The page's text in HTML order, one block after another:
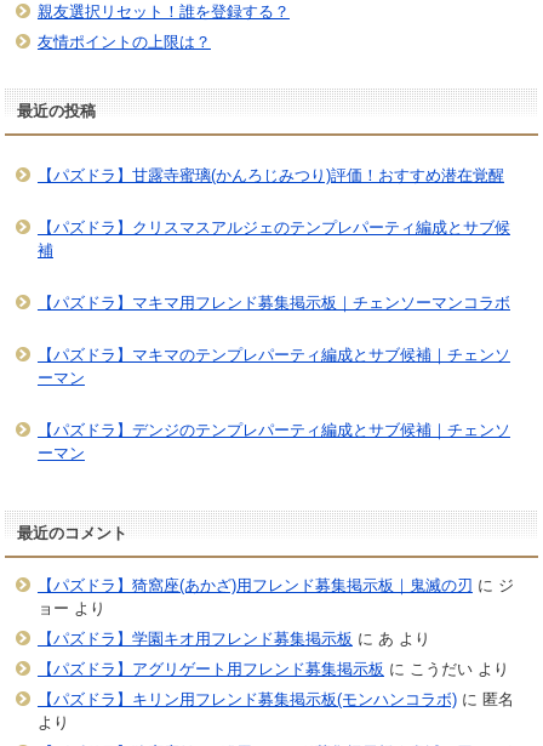
親友選択リセット！誰を登録する？
友情ポイントの上限は？
最近の投稿
【パズドラ】甘露寺蜜璃(かんろじみつり)評価！おすすめ潜在覚醒
【パズドラ】クリスマスアルジェのテンプレパーティ編成とサブ候
補
【パズドラ】マキマ用フレンド募集掲示板｜チェンソーマンコラボ
【パズドラ】マキマのテンプレパーティ編成とサブ候補｜チェンソ
ーマン
【パズドラ】デンジのテンプレパーティ編成とサブ候補｜チェンソ
ーマン
最近のコメント
【パズドラ】猗窩座(あかざ)用フレンド募集掲示板｜鬼滅の刃 に ジ
ョー より
【パズドラ】学園キオ用フレンド募集掲示板 に あ より
【パズドラ】アグリゲート用フレンド募集掲示板 に こうだいより
【パズドラ】キリン用フレンド募集掲示板(モンハンコラボ)に 匿名
より